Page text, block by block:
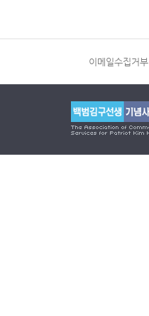
이메일수집거부